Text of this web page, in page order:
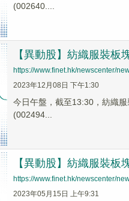
(002640....
【異動股】紡織服裝
https://www.finet.hk/newscenter/
2023年12月08日 下午1:30
今日午盤，截至13:30，紡織
(002494...
【異動股】紡織服裝
https://www.finet.hk/newscenter/
2023年05月15日 上午9:31